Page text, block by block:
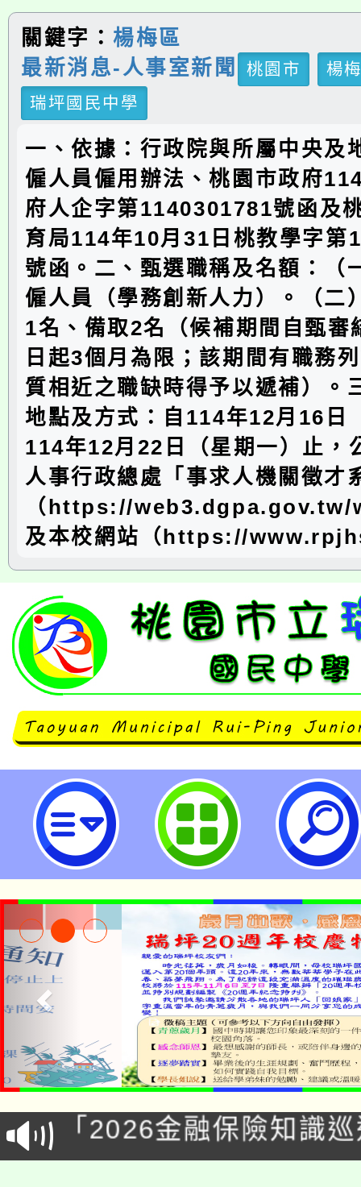
關鍵字： 楊梅區
最新消息-人事室新聞
桃園市
楊
瑞坪國民中學
一、依據：行政院與所屬中央及
僱人員僱用辦法、桃園市政府
府人企字第1140301781號函及
育局114年10月31日桃教學字第
號函。二、甄選職稱及名額：（
僱人員（學務創新人力）。（二
1名、備取2名（候補期間自甄審
日起3個月為限；該期間有職務
質相近之職缺時得予以遞補）。
地點及方式：自114年12月16日
114年12月22日（星期一）止，
人事行政總處「事求人機關徵才
（https://
及本校網站（https://
neilrpjhstyc網站設計者：徐嘉
公告本校115學年度第
代理(課)教師甄選結果(
「2026金融保險知識
車」活動
桃園市115學年度學生